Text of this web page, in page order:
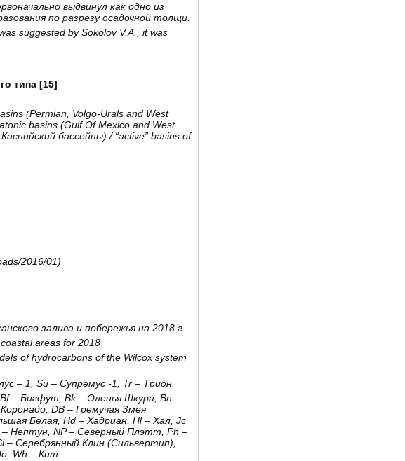
выдвинул как одно из
по разрезу осадочной толщи.
suggested by Sokolov V.A., it was
типа [15]
(Permian, Volgo-Urals and West
basins (Gulf Of Mexico and West
Каспийский бассейны) / “active” basins of
2016/01)
залива и побережья на 2018 г.
areas for 2018
of hydrocarbons of the Wilcox system
– 1, Su – Супремус -1, Tr – Трион.
– Бигфут, Bk – Оленья Шкура, Bn –
DB – Гремучая Змея
Белая, Hd – Хадриан, Hl – Хал, Jc
– Нептун, NP – Северный Плэтт, Ph –
– Серебрянный Клин (Сильвертип),
Wh – Кит